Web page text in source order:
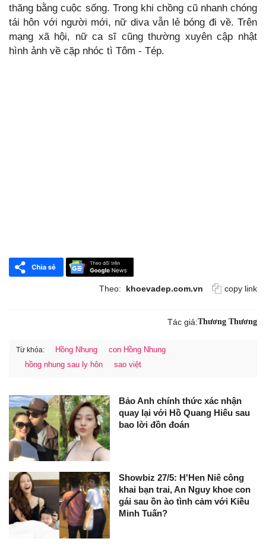
thăng bằng cuộc sống. Trong khi chồng cũ nhanh chóng
tái hôn với người mới, nữ diva vẫn lẻ bóng đi về. Trên
mạng xã hội, nữ ca sĩ cũng thường xuyên cập nhật
hình ảnh về cặp nhóc tì Tôm - Tép.
Theo: khoevadep.com.vn copy link
Tác giả:Thương Thương
Từ khóa: Hồng Nhung
con Hồng Nhung
hồng nhung sau ly hôn
sao việt
Bảo Anh chính thức xác nhận
quay lại với Hồ Quang Hiếu sau
bao lời đồn đoán
Showbiz 27/5: H'Hen Niê công
khai bạn trai, An Nguy khoe con
gái sau ồn ào tình cảm với Kiều
Minh Tuấn?